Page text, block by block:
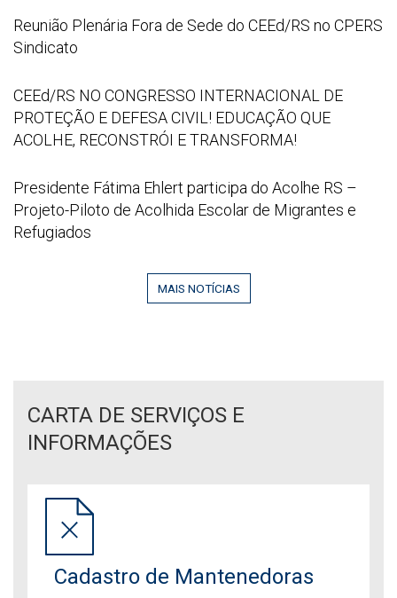
Educação”
2026
07
16
52
53
Reunião
Plenária
de
Sede
do
CEEd/RS
CPERS
Sindicato
Reunião Plenária Fora de Sede do CEEd/RS no CPERS
Sindicato
CEEd/RS
NO
CONGRESSO
DE
PROTEÇÃO
E
DEFESA
CEEd/RS NO CONGRESSO INTERNACIONAL DE
PROTEÇÃO E DEFESA CIVIL! EDUCAÇÃO QUE
ACOLHE, RECONSTRÓI E TRANSFORMA!
Captura
de
tela
Presidente Fátima Ehlert participa do Acolhe RS –
Projeto-Piloto de Acolhida Escolar de Migrantes e
Refugiados
MAIS NOTÍCIAS
CARTA DE SERVIÇOS E
INFORMAÇÕES
Cadastro de Mantenedoras